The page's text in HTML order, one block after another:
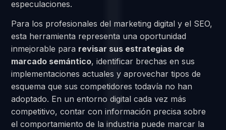
especulaciones.
Para los profesionales del marketing digital y el SEO,
esta herramienta representa una oportunidad
inmejorable para revisar sus estrategias de
marcado semántico, identificar brechas en sus
implementaciones actuales y aprovechar tipos de
esquema que sus competidores todavía no han
adoptado. En un entorno digital cada vez más
competitivo, contar con información precisa sobre
el comportamiento de la industria puede marcar la